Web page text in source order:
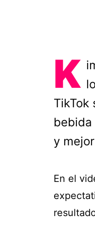
K
TikTok
y
En el